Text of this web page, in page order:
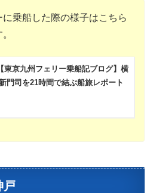
乗船した際の様子はこちら
【東京九州フェリー乗船記ブログ】横
門司を21時間で結ぶ船旅レポート
戸